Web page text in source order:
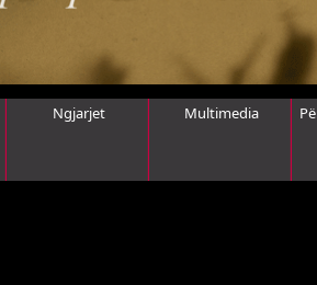
Ngjarjet Multimedia